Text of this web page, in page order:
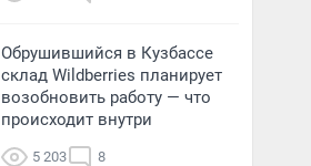
Обрушившийся в Кузбассе
склад Wildberries планирует
возобновить работу — что
происходит внутри
5 203 8